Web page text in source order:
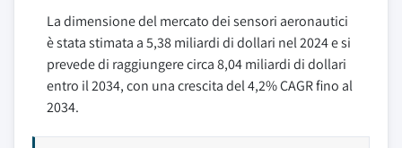
La dimensione del mercato dei sensori aeronautici
è stata stimata a 5,38 miliardi di dollari nel 2024 e si
prevede di raggiungere circa 8,04 miliardi di dollari
entro il 2034, con una crescita del 4,2% CAGR fino al
2034.